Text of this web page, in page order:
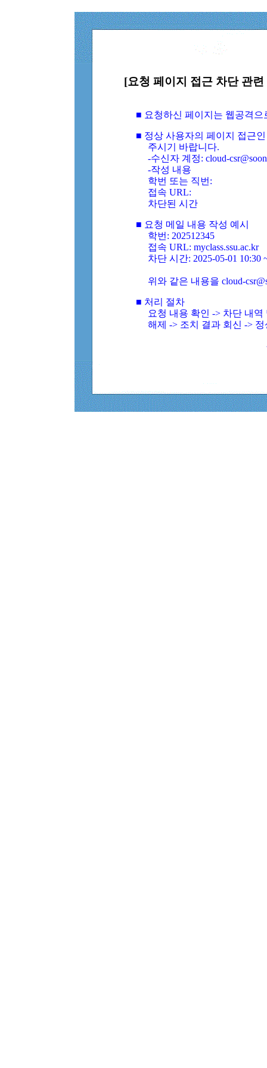
[요청 페이지 접근 차단 관
■ 요청하신 페이지는 웹공격
■ 정상 사용자의 페이지 접근
주시기 바랍니다.
-수신자 계정: cloud-
-작성 내용
학번 또는 직번:
접속 URL:
차단된 시간
■ 요청 메일 내용 작성 예시
학번: 202512345
접속 URL: myclass.ssu.ac.kr
차단 시간: 2025-05-01 10:30
위와 같은 내용을 cloud-
■ 처리 절차
요청 내용 확인 -> 차단 내
해제 -> 조치 결과 회신 ->